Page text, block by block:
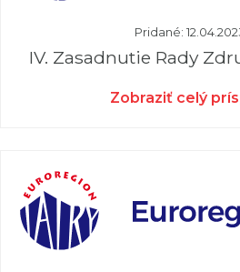
Pridané:
IV. Zasadnutie Rady
Zobraziť celý